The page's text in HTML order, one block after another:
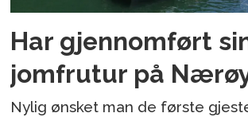
Har gjennomført
jomfrutur på
Nylig ønsket man de første